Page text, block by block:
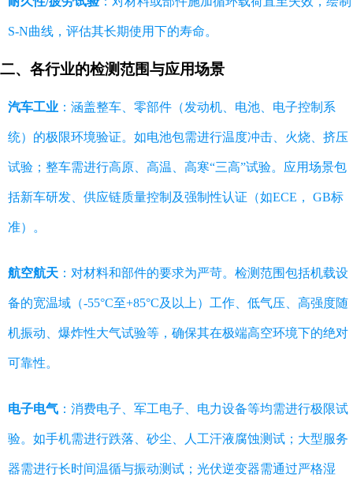
S-N曲线，评估其长期使用下的寿命。
二、各行业的检测范围与应用场景
汽车工业 ：涵盖整车、零部件（发动机、电池、电子控制系
统）的极限环境验证。如电池包需进行温度冲击、火烧、挤压
试验；整车需进行高原、高温、高寒“三高”试验。应用场景包
括新车研发、供应链质量控制及强制性认证（如ECE， GB标
准）。
航空航天 ：对材料和部件的要求为严苛。检测范围包括机载设
备的宽温域（-55°C至+85°C及以上）工作、低气压、高强度随
机振动、爆炸性大气试验等，确保其在极端高空环境下的绝对
可靠性。
电子电气 ：消费电子、军工电子、电力设备等均需进行极限试
验。如手机需进行跌落、砂尘、人工汗液腐蚀测试；大型服务
器需进行长时间温循与振动测试；光伏逆变器需通过严格湿